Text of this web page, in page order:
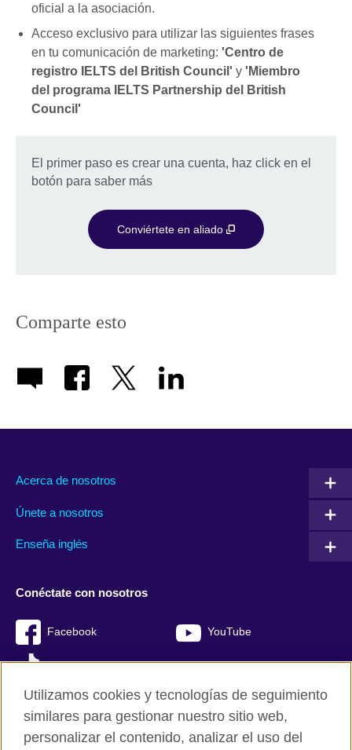
oficial a la asociación.
Acceso exclusivo para utilizar las siguientes frases
en tu comunicación de marketing: 'Centro de
registro IELTS del British Council' y 'Miembro
del programa IELTS Partnership del British
Council'
El primer paso es crear una cuenta, haz click en el
botón para saber más
Conviértete en aliado
Comparte esto
Acerca de nosotros
Únete a nosotros
Enseña inglés
Conéctate con nosotros
Facebook YouTube
TikTok
British Council Global
Utilizamos cookies y tecnologías de seguimiento
similares para gestionar nuestro sitio web,
personalizar el contenido, analizar el uso del